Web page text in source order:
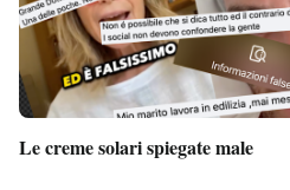
Le creme solari spiegate male